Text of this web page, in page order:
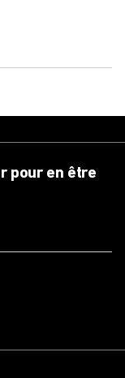
pour en être